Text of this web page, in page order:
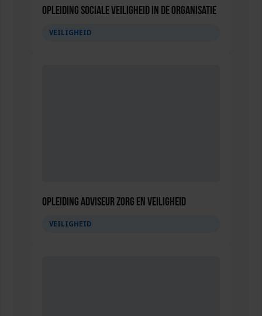
Opleiding Sociale Veiligheid in de Organisatie
VEILIGHEID
Opleiding Adviseur zorg en veiligheid
VEILIGHEID